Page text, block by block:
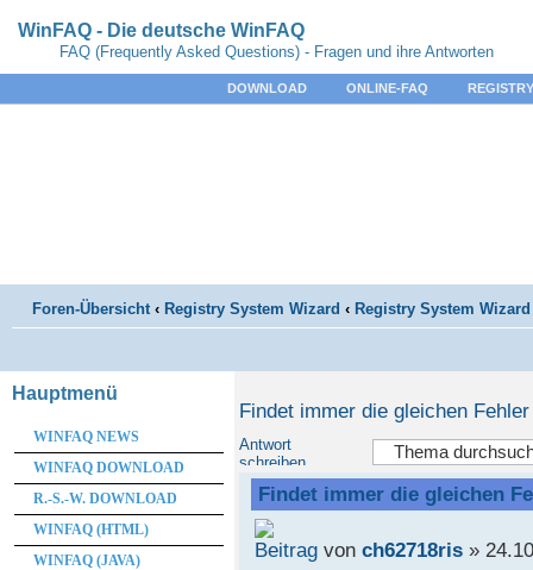
WinFAQ - Die deutsche WinFAQ
FAQ (Frequently Asked Questions) - Fragen und ihre Antworten
DOWNLOAD ONLINE-FAQ
Foren-Übersicht ‹ Registry System Wizard ‹ Registry System Wizard
Findet immer die gleichen Fehler
Antwort
schreiben
Findet immer die gleichen
von ch62718ris»
Hauptmenü
WINFAQ NEWS
WINFAQ DOWNLOAD
R.-S.-W. DOWNLOAD
WINFAQ (HTML)
WINFAQ (JAVA)